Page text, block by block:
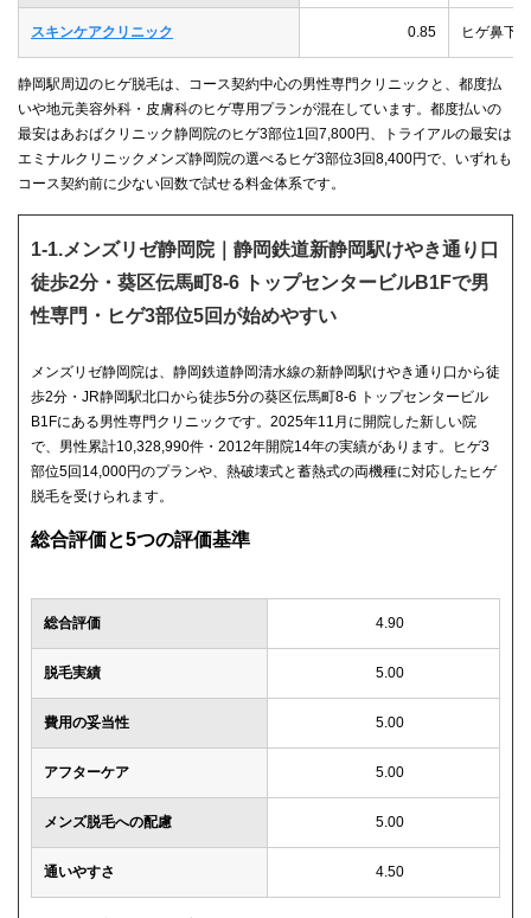
スキンケアクリニック 0.85 ヒゲ鼻下
静岡駅周辺のヒゲ脱毛は、コース契約中心の男性専門クリニックと、都度払
いや地元美容外科・皮膚科のヒゲ専用プランが混在しています。都度払いの
最安はあおばクリニック静岡院のヒゲ3部位1回7,800円、トライアルの最安は
エミナルクリニックメンズ静岡院の選べるヒゲ3部位3回8,400円で、いずれも
コース契約前に少ない回数で試せる料金体系です。
1-1.メンズリゼ静岡院｜静岡鉄道新静岡駅けやき通り口
徒歩2分・葵区伝馬町8-6 トップセンタービルB1Fで男
性専門・ヒゲ3部位5回が始めやすい
メンズリゼ静岡院は、静岡鉄道静岡清水線の新静岡駅けやき通り口から徒
歩2分・JR静岡駅北口から徒歩5分の葵区伝馬町8-6 トップセンタービル
B1Fにある男性専門クリニックです。2025年11月に開院した新しい院
で、男性累計10,328,990件・2012年開院14年の実績があります。ヒゲ3
部位5回14,000円のプランや、熱破壊式と蓄熱式の両機種に対応したヒゲ
脱毛を受けられます。
総合評価と5つの評価基準
総合評価 4.90
脱毛実績 5.00
費用の妥当性 5.00
アフターケア 5.00
メンズ脱毛への配慮 5.00
通いやすさ 4.50